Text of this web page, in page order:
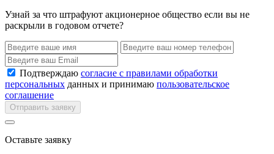
Узнай за что штрафуют акционерное общество если вы не
раскрыли в годовом отчете?
Подтверждаю согласие с правилами обработки
персональных данных и принимаю пользовательское
соглашение
Отправить заявку
Оставьте заявку